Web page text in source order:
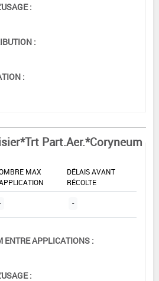
:
:
:
Part.Aer.*Coryneum
MAX
DÉLAIS AVANT
RÉCOLTE
-
ENTRE APPLICATIONS :
: